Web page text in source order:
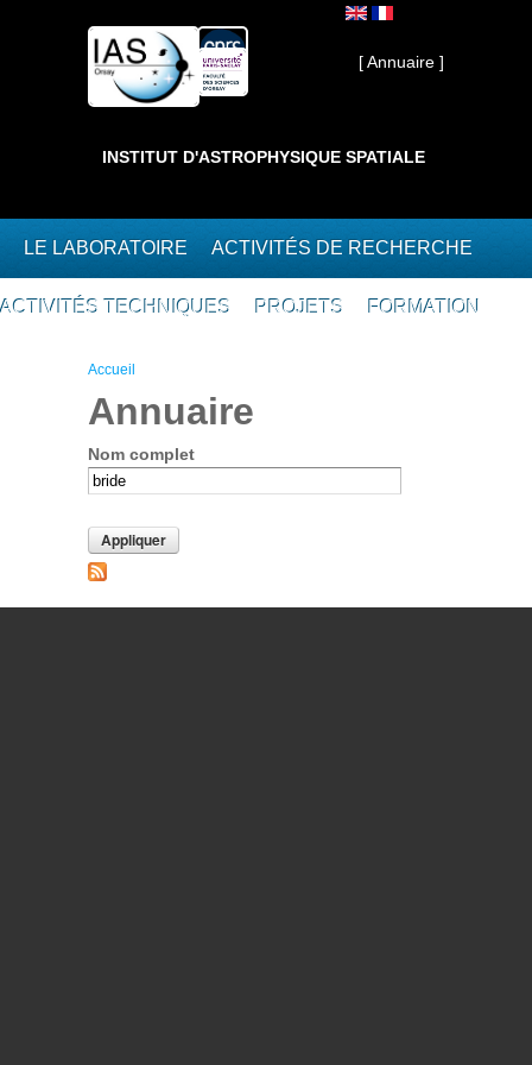
Interne ]
[ Annuaire ]
INSTITUT D'ASTROPHYSIQUE SPATIALE
LE LABORATOIRE ACTIVITÉS DE RECHERCHE
ACTIVITÉS TECHNIQUES PROJETS FORMATION
Vous êtes ici
Accueil
Annuaire
Nom complet